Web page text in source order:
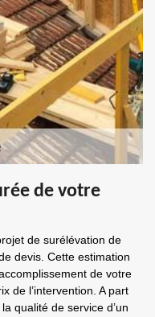
de votre
de surélévation de
devis. Cette estimation
de votre
de l’intervention. A part
qualité de service d’un